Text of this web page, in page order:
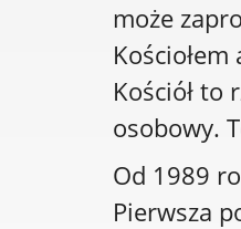
może
Kościół
osobowy.
Od 1989
Pierwsza